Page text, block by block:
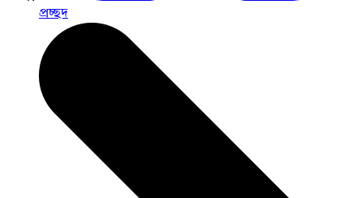
প্রচ্ছদ